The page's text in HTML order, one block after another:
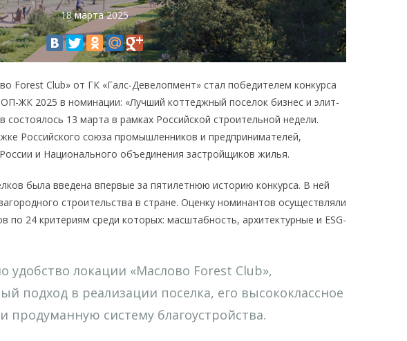
18 марта 2025
Forest Club» от ГК «Галс-Девелопмент» стал победителем конкурса
ЖК 2025 в номинации: «Лучший коттеджный поселок бизнес и элит-
состоялось 13 марта в рамках Российской строительной недели.
Российского союза промышленников и предпринимателей,
и Национального объединения застройщиков жилья.
была введена впервые за пятилетнюю историю конкурса. В ней
строительства в стране. Оценку номинантов осуществляли
по 24 критериям среди которых: масштабность, архитектурные и ESG-
локации «Маслово Forest Club»,
подход в реализации поселка, его высококлассное
систему благоустройства.